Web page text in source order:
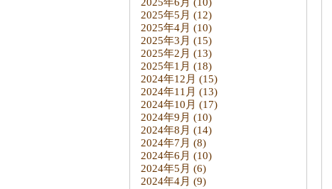
2025年6月 (10)
2025年5月 (12)
2025年4月 (10)
2025年3月 (15)
2025年2月 (13)
2025年1月 (18)
2024年12月 (15)
2024年11月 (13)
2024年10月 (17)
2024年9月 (10)
2024年8月 (14)
2024年7月 (8)
2024年6月 (10)
2024年5月 (6)
2024年4月 (9)